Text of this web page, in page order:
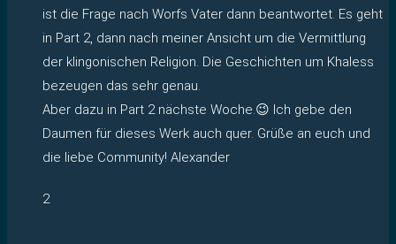
ist die Frage nach Worfs Vater dann beantwortet. Es geht
in Part 2, dann nach meiner Ansicht um die Vermittlung
der klingonischen Religion. Die Geschichten um Khaless
bezeugen das sehr genau.
Aber dazu in Part 2 nächste Woche.😉 Ich gebe den
Daumen für dieses Werk auch quer. Grüße an euch und
die liebe Community! Alexander
2